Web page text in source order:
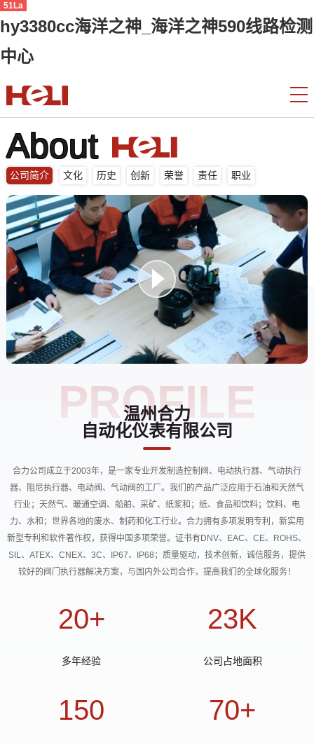
51La
hy3380cc海洋之神_海洋之神590线路检测
中心
About
公司简介 文化 历史 创新 荣誉 责任 职业
PROFILE
温州合力
自动化仪表有限公司
合力公司成立于2003年，是一家专业开发制造控制阀、电动执行器、 气动执行
器、阻尼执行器、电动阀、气动阀的工厂。我们的产品广泛应用于石油和天然气
行业；天然气、暖通空调、船舶、采矿、 纸浆和；纸、食品和饮料；饮料、电
力、水和；世界各地的废水、制药和化工行业。合力拥有多项发明专利， 新实用
新型专利和软件著作权，获得中国多项荣誉。证书有DNV、EAC、CE、ROHS、
SIL、ATEX、CNEX、3C、IP67、IP68；质量驱动，技术创新，诚信服务，提供
较好的阀门执行器解决方案， 与国内外公司合作，提高我们的全球化服务！
20+
多年经验
23K
公司占地面积
150 70+